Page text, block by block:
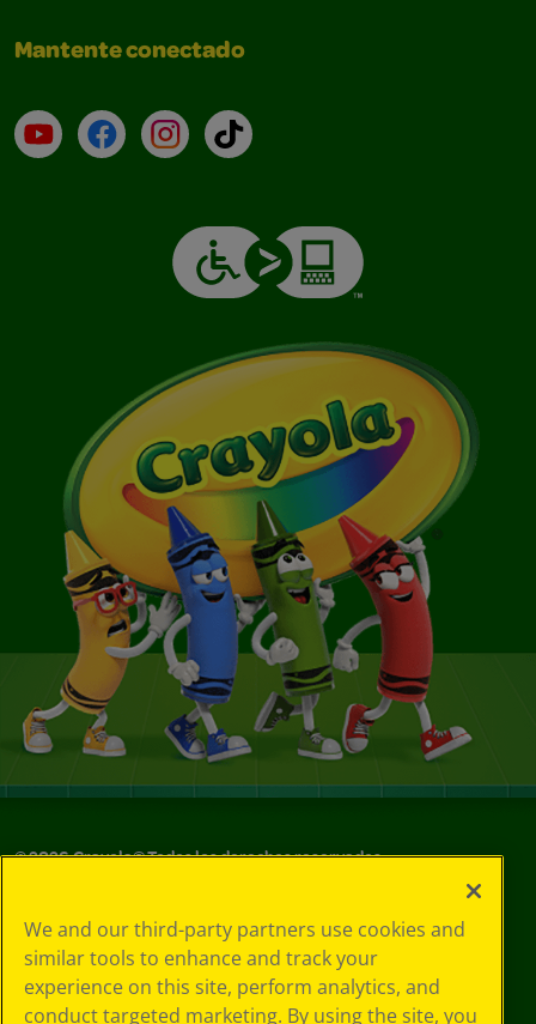
Mantente conectado
YouTube (en inglés)
Facebook (en inglés)
Instagram (en inglés)
TikTok
©2026Crayola® Todos los derechos reservados.
de privacidad
Política de
privacidad
Términos de SMS
We and our third-party partners use cookies and
similar tools to enhance and track your
experience on this site, perform analytics, and
conduct targeted marketing. By using the site, you